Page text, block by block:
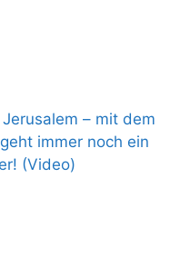
– mit dem
immer noch ein
(Video)